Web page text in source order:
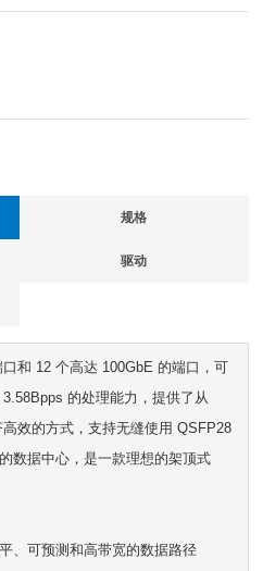
规格
驱动
和 12 个高达 100GbE 的端口，可
的处理能力，提供了从
效的方式，支持无缝使用 QSFP28
数据中心，是一款理想的架顶式
、可预测和高带宽的数据路径